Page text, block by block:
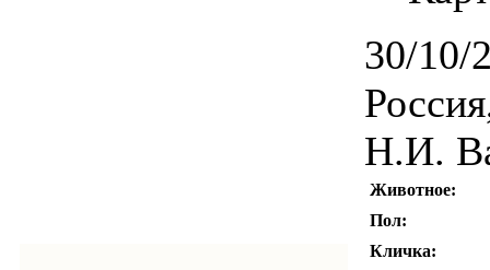
30/10/
Н.И.
Животное:
Пол:
Кличка: